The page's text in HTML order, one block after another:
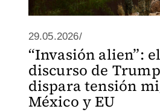
29.05.2026/
“Invasión alien”:
discurso de
dispara tensión
México y EU